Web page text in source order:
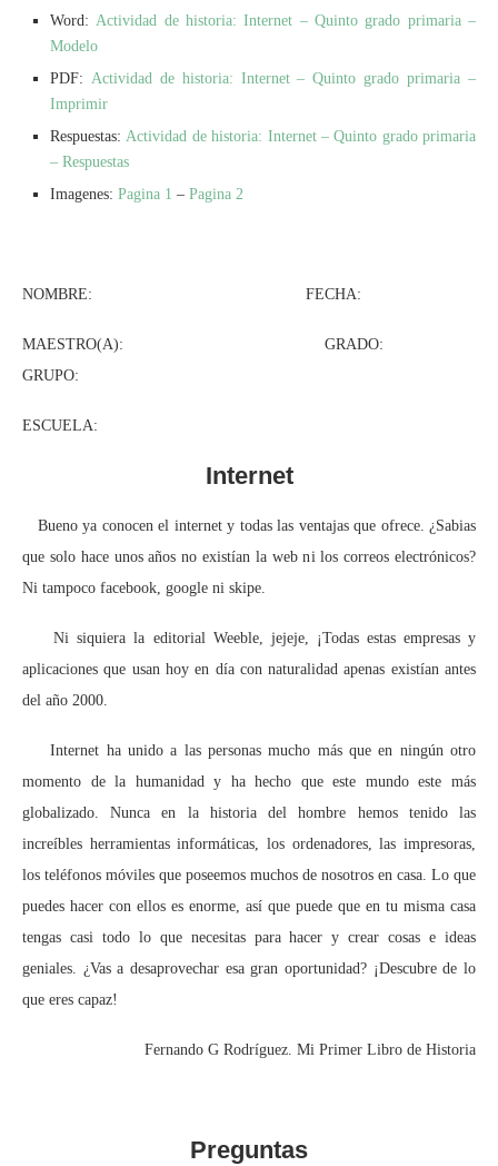
Word: Actividad de historia: Internet – Quinto grado primaria –
Modelo
PDF: Actividad de historia: Internet – Quinto grado primaria –
Imprimir
Respuestas: Actividad de historia: Internet – Quinto grado primaria
– Respuestas
Imagenes: Pagina 1 – Pagina 2
NOMBRE: FECHA:
MAESTRO(A): GRADO:
GRUPO:
ESCUELA:
Internet
Bueno ya conocen el internet y todas las ventajas que ofrece. ¿Sabias
que solo hace unos años no existían la web ni los correos electrónicos?
Ni tampoco facebook, google ni skipe.
Ni siquiera la editorial Weeble, jejeje, ¡Todas estas empresas y
aplicaciones que usan hoy en día con naturalidad apenas existían antes
del año 2000.
Internet ha unido a las personas mucho más que en ningún otro
momento de la humanidad y ha hecho que este mundo este más
globalizado. Nunca en la historia del hombre hemos tenido las
increíbles herramientas informáticas, los ordenadores, las impresoras,
los teléfonos móviles que poseemos muchos de nosotros en casa. Lo que
puedes hacer con ellos es enorme, así que puede que en tu misma casa
tengas casi todo lo que necesitas para hacer y crear cosas e ideas
geniales. ¿Vas a desaprovechar esa gran oportunidad? ¡Descubre de lo
que eres capaz!
Fernando G Rodríguez. Mi Primer Libro de Historia
Preguntas